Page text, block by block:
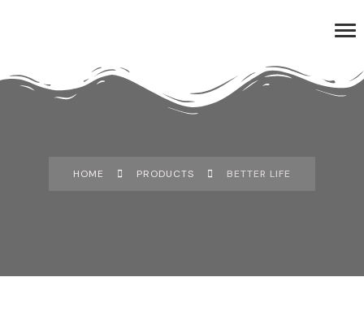
HOME PRODUCTS BETTER LIFE